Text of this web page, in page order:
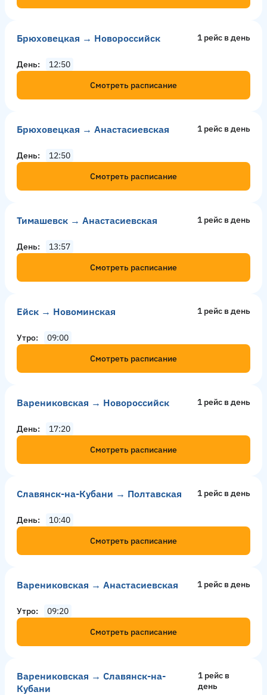
Брюховецкая → Новороссийск 1 рейс в день
День
12:50
Смотреть расписание
Брюховецкая → Анастасиевская 1 рейс в день
День
12:50
Смотреть расписание
Тимашевск → Анастасиевская 1 рейс в день
День
13:57
Смотреть расписание
Ейск → Новоминская 1 рейс в день
Утро
09:00
Смотреть расписание
Варениковская → Новороссийск 1 рейс в день
День
17:20
Смотреть расписание
Славянск-на-Кубани → Полтавская 1 рейс в день
День
10:40
Смотреть расписание
Варениковская → Анастасиевская 1 рейс в день
Утро
09:20
Смотреть расписание
Варениковская → Славянск-на-
Кубани
1 рейс в
день